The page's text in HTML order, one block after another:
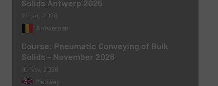
VERSTUREN
Solids Antwerp 2026
21 okt, 2026
Antwerpen
Course: Pneumatic Conveying of Bulk
Solids – November 2026
10 nov, 2026
Medway